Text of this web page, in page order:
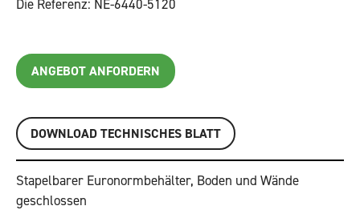
Die Referenz: NE-6440-5120
ANGEBOT ANFORDERN
DOWNLOAD TECHNISCHES BLATT
Stapelbarer Euronormbehälter, Boden und Wände
geschlossen